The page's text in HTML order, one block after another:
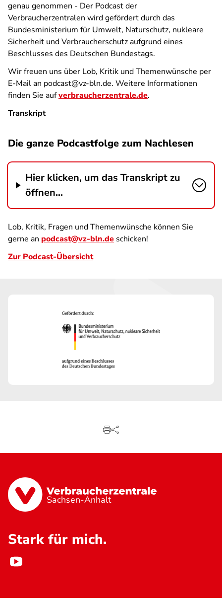
genau genommen - Der Podcast der
Verbraucherzentralen wird gefördert durch das
Bundesministerium für Umwelt, Naturschutz, nukleare
Sicherheit und Verbraucherschutz aufgrund eines
Beschlusses des Deutschen Bundestags.
Wir freuen uns über Lob, Kritik und Themenwünsche per
E-Mail an podcast@vz-bln.de. Weitere Informationen
finden Sie aufverbraucherzentrale.de.
Transkript
Die ganze Podcastfolge zum Nachlesen
Hier klicken, um das Transkript zu
öffnen...
Lob, Kritik, Fragen und Themenwünsche können Sie
gerne an podcast@vz-bln.de schicken!
Zur Podcast-Übersicht
Sachsen-Anhalt
Stark für mich.